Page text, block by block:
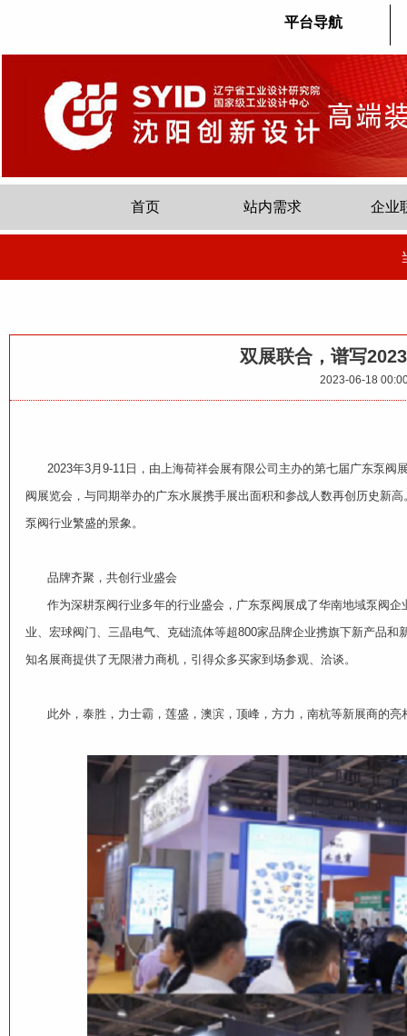
平台导航
首页 站内需求 企业
双展联合，谱写
2023-06-18
2023年3月9-11日，由上海荷祥会展有限公司主办的第七届广东泵阀
阀展览会，与同期举办的广东水展携手展出面积和参战人数再创历史新
泵阀行业繁盛的景象。
品牌齐聚，共创行业盛会
作为深耕泵阀行业多年的行业盛会，广东泵阀展成了华南地域泵阀企
业、宏球阀门、三晶电气、克础流体等超800家品牌企业携旗下新产品
知名展商提供了无限潜力商机，引得众多买家到场参观、洽谈。
此外，泰胜，力士霸，莲盛，澳滨，顶峰，方力，南杭等新展商的亮